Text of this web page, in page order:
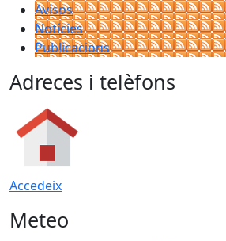
Avisos
Notícies
Publicacions
Adreces i telèfons
Accedeix
Meteo